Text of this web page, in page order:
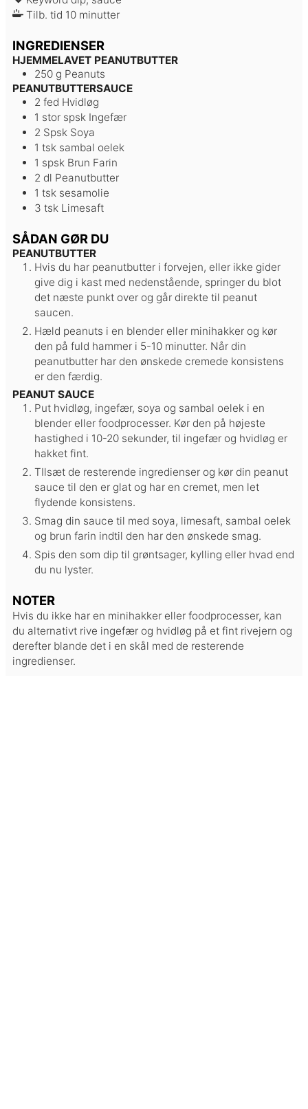
Tilb. tid 10minutter
minutter
INGREDIENSER
HJEMMELAVET PEANUTBUTTER
250 g Peanuts
PEANUTBUTTERSAUCE
2 fed Hvidløg
1 stor spsk Ingefær
2 Spsk Soya
1 tsk sambal oelek
1 spsk Brun Farin
2 dl Peanutbutter
1 tsk sesamolie
3 tsk Limesaft
SÅDAN GØR DU
PEANUTBUTTER
Hvis du har peanutbutter i forvejen, eller ikke gider
give dig i kast med nedenstående, springer du blot
det næste punkt over og går direkte til peanut
saucen.
Hæld peanuts i en blender eller minihakker og kør
den på fuld hammer i 5-10 minutter. Når din
peanutbutter har den ønskede cremede konsistens
er den færdig.
PEANUT SAUCE
Put hvidløg, ingefær, soya og sambal oelek i en
blender eller foodprocesser. Kør den på højeste
hastighed i 10-20 sekunder, til ingefær og hvidløg er
hakket fint.
TIlsæt de resterende ingredienser og kør din peanut
sauce til den er glat og har en cremet, men let
flydende konsistens.
Smag din sauce til med soya, limesaft, sambal oelek
og brun farin indtil den har den ønskede smag.
Spis den som dip til grøntsager, kylling eller hvad end
du nu lyster.
NOTER
Hvis du ikke har en minihakker eller foodprocesser, kan
du alternativt rive ingefær og hvidløg på et fint rivejern og
derefter blande det i en skål med de resterende
ingredienser.